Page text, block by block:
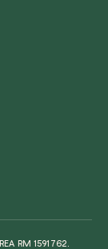
RM 1591762.